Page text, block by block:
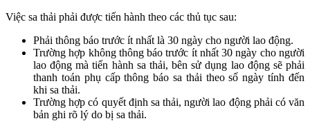
Việc sa thải phải được tiến hành theo các thủ tục sau:
Phải thông báo trước ít nhất là 30 ngày cho người lao động.
Trường hợp không thông báo trước ít nhất 30 ngày cho người
lao động mà tiến hành sa thải, bên sử dụng lao động sẽ phải
thanh toán phụ cấp thông báo sa thải theo số ngày tính đến
khi sa thải.
Trường hợp có quyết định sa thải, người lao động phải có văn
bản ghi rõ lý do bị sa thải.